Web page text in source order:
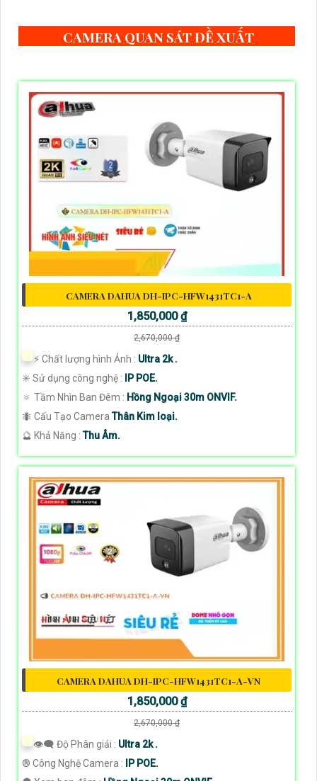
CAMERA QUAN SÁT ĐỀ XUẤT
CAMERA DAHUA DH-IPC-HFW1431TC1-A
1,850,000 ₫
2,670,000 ₫
️⚡ Chất lượng hình Ảnh : Ultra 2k .
✳️ Sử dụng công nghệ :
IP POE.
🔅 Tầm Nhìn Ban Đêm : Hồng Ngoại 30m ONVIF.
🐜 Cấu Tạo CameraThân Kim loại.
️🔮 Khả Năng :Thu Âm.
CAMERA DAHUA DH-IPC-HFW1431TC1-A-VN
1,850,000 ₫
2,670,000 ₫
👁️‍🗨 Độ Phân giải : Ultra 2k .
®️ Công Nghệ Camera :
IP POE.